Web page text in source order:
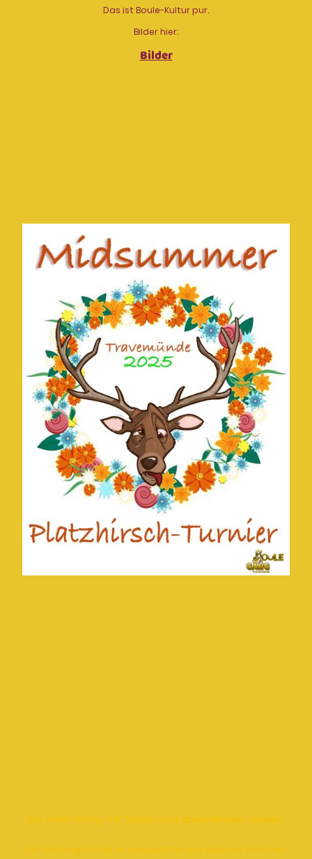
Das ist Boule-Kultur pur.
Bilder hier:
Bilder
Ein voller Erfolg mit Spass und spannenden Spielen
Der Wettergott hat mitgespielt. Für das leibliche Wohl war